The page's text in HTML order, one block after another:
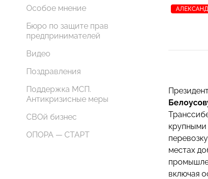
Особое мнение
Бюро по защите прав
предпринимателей
Видео
Поздравления
Поддержка МСП.
Антикризисные меры
СВОй бизнес
ОПОРА — СТАРТ
крупными
местах
включая